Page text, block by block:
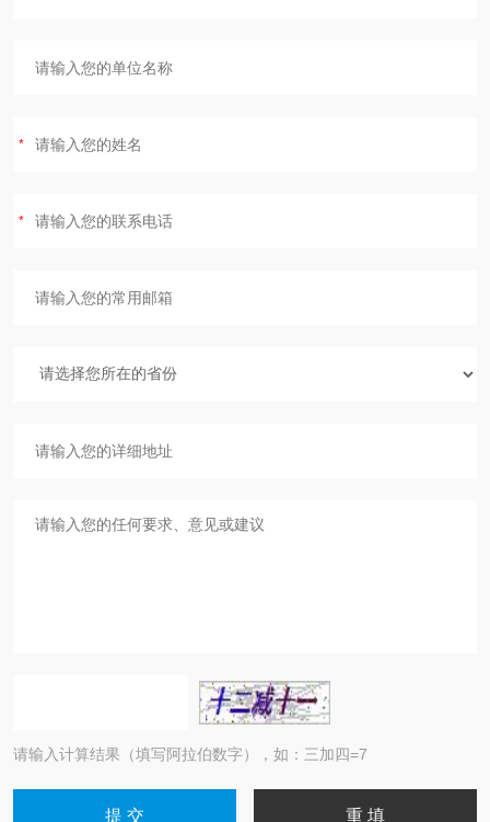
请输入计算结果（填写阿拉伯数字），如：三加四=7